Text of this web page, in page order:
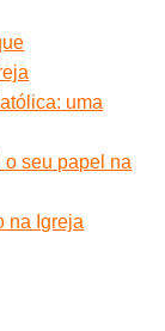
uma
o seu papel na
na Igreja